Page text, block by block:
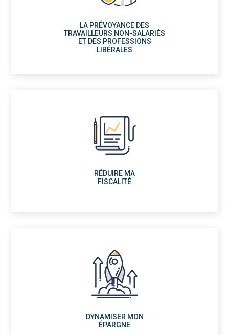
LA PRÉVOYANCE DES
TRAVAILLEURS NON-SALARIÉS
ET DES PROFESSIONS
LIBÉRALES
RÉDUIRE MA
FISCALITÉ
DYNAMISER MON
ÉPARGNE